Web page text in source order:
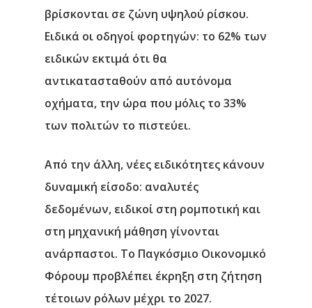
βρίσκονται σε ζώνη υψηλού ρίσκου.
Ειδικά οι οδηγοί φορτηγών: το 62% των
ειδικών εκτιμά ότι θα
αντικατασταθούν από αυτόνομα
οχήματα, την ώρα που μόλις το 33%
των πολιτών το πιστεύει.
Από την άλλη, νέες ειδικότητες κάνουν
δυναμική είσοδο: αναλυτές
δεδομένων, ειδικοί στη ρομποτική και
στη μηχανική μάθηση γίνονται
ανάρπαστοι. Το Παγκόσμιο Οικονομικό
Φόρουμ προβλέπει έκρηξη στη ζήτηση
τέτοιων ρόλων μέχρι το 2027.